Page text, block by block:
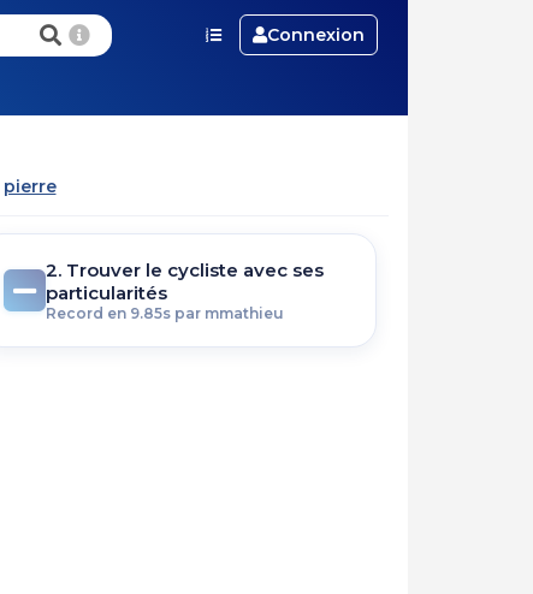
Connexion
pierre
2. Trouver le cycliste avec ses
particularités
Record en 9.85s par mmathieu